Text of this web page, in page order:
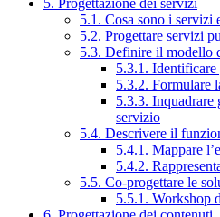
5. Progettazione dei servizi
5.1. Cosa sono i servizi
5.2. Progettare servizi
5.3. Definire il modello
5.3.1.
5.3.2. Formulare
5.3.3.
servizio
5.4. Descrivere il
5.4.1. Mappare
5.4.2.
5.5. Co-progettare le
5.5.1. Workshop